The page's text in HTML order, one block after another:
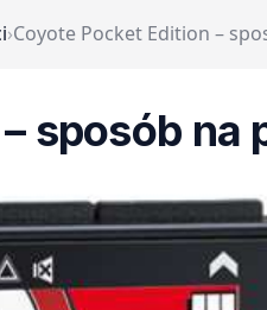
›Coyote Pocket Edition –
sposób